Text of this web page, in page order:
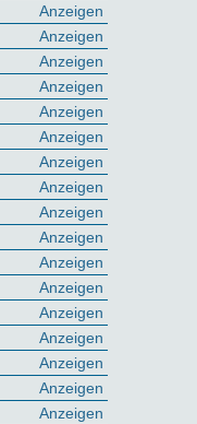
Anzeigen
Anzeigen
Anzeigen
Anzeigen
Anzeigen
Anzeigen
Anzeigen
Anzeigen
Anzeigen
Anzeigen
Anzeigen
Anzeigen
Anzeigen
Anzeigen
Anzeigen
Anzeigen
Anzeigen